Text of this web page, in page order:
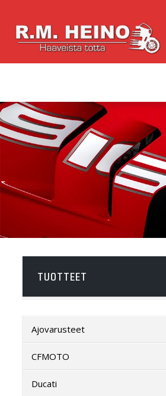
TUOTTEET
Ajovarusteet
CFMOTO
Ducati